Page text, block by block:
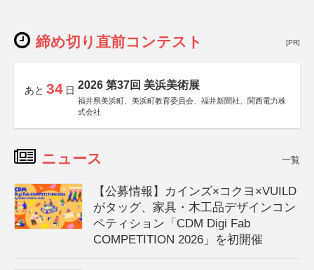
締め切り直前コンテスト [PR]
あと 34 日 2026 第37回 美浜美術展
福井県美浜町、美浜町教育委員会、福井新聞社、関西電力株
式会社
ニュース 一覧
【公募情報】カインズ×コクヨ×VUILD
がタッグ、家具・木工品デザインコン
ペティション「CDM Digi Fab
COMPETITION 2026」を初開催